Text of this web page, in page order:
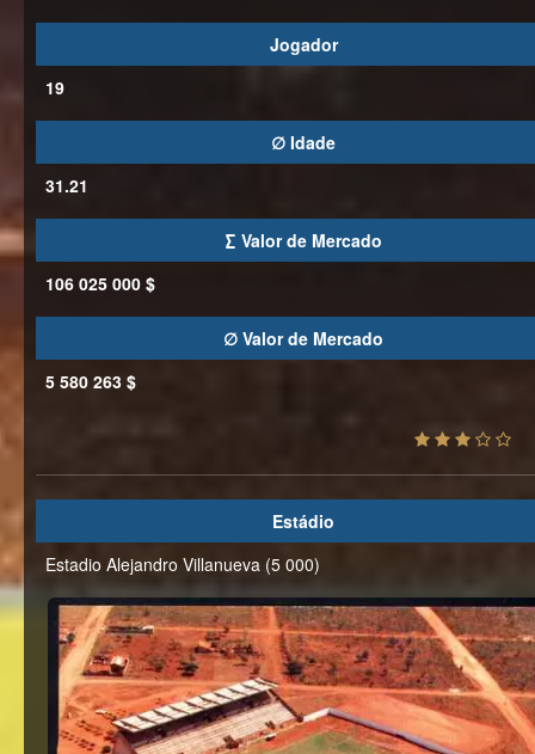
Jogador
19
∅ Idade
31.21
∑ Valor de Mercado
106 025 000 $
∅ Valor de Mercado
5 580 263 $
Estádio
Estadio Alejandro Villanueva (5 000)